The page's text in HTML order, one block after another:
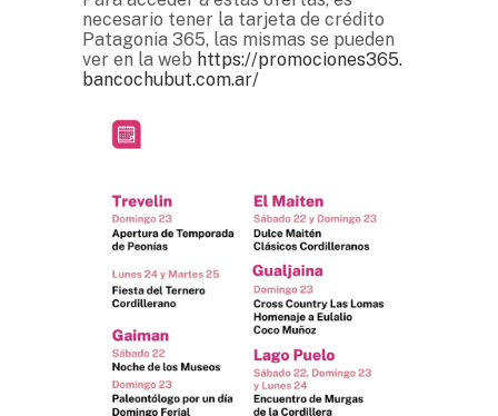
necesario tener la tarjeta de crédito
Patagonia 365, las mismas se pueden
ver en la web https://promociones365.
bancochubut.com.ar/